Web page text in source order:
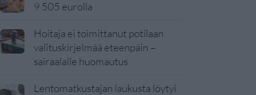
9 505 eurolla
Hoitaja ei toimittanut potilaan
valituskirjelmää eteenpäin –
sairaalalle huomautus
Lentomatkustajan laukusta löytyi